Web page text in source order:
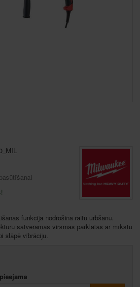
funkcija nodrošina raitu urbšanu.
satveramās virsmas pārklātas ar mīkstu
slāpē vibrāciju.